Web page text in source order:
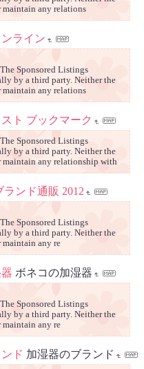
maintain any relations
ライン
Sponsored Listings
by a third party. Neither the
maintain any relations
ト ブックマーク
Sponsored Listings
by a third party. Neither the
maintain any relationship with
ンド通販 2012
Sponsored Listings
by a third party. Neither the
maintain any re
ボネコの加湿器
Sponsored Listings
by a third party. Neither the
maintain any re
ド 加湿器のブランド